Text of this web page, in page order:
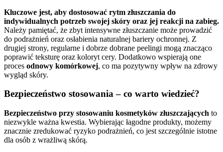
Kluczowe jest, aby dostosować rytm złuszczania do
indywidualnych potrzeb swojej skóry oraz jej reakcji na zabieg.
Należy pamiętać, że zbyt intensywne złuszczanie może prowadzić
do podrażnień oraz osłabienia naturalnej bariery ochronnej. Z
drugiej strony, regularne i dobrze dobrane peelingi mogą znacząco
poprawić teksturę oraz koloryt cery. Dodatkowo wspierają one
proces odnowy komórkowej, co ma pozytywny wpływ na zdrowy
wygląd skóry.
Bezpieczeństwo stosowania – co warto wiedzieć?
Bezpieczeństwo przy stosowaniu kosmetyków złuszczających to
niezwykle ważna kwestia. Wybierając łagodne produkty, możemy
znacznie zredukować ryzyko podrażnień, co jest szczególnie istotne
dla osób z wrażliwą skórą.